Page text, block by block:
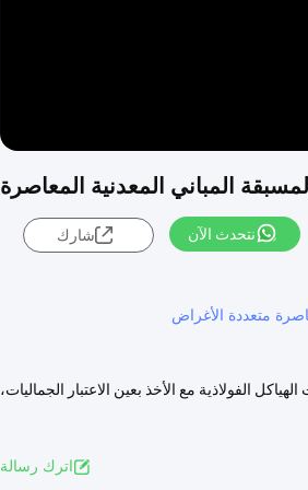
المباني المعدنية المعاصرة
نتحدث الآن شارك
متعددة الأغراض
الفولاذية مع الأخذ بعين الاعتبار الجماليات،
اترك رسالة